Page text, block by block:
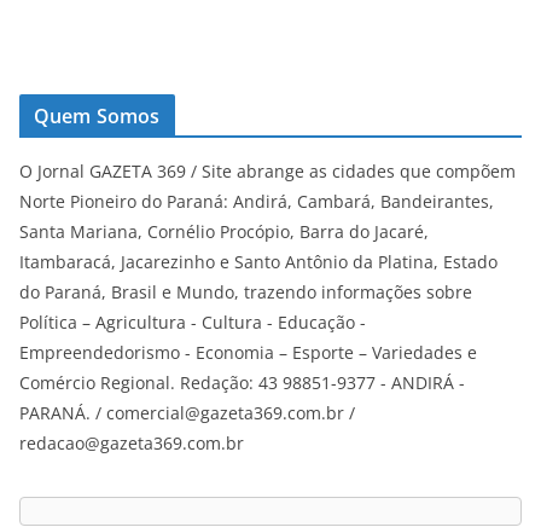
Quem Somos
O Jornal GAZETA 369 / Site abrange as cidades que compõem
Norte Pioneiro do Paraná: Andirá, Cambará, Bandeirantes,
Santa Mariana, Cornélio Procópio, Barra do Jacaré,
Itambaracá, Jacarezinho e Santo Antônio da Platina, Estado
do Paraná, Brasil e Mundo, trazendo informações sobre
Política – Agricultura - Cultura - Educação -
Empreendedorismo - Economia – Esporte – Variedades e
Comércio Regional. Redação: 43 98851-9377 - ANDIRÁ -
PARANÁ. / comercial@gazeta369.com.br /
redacao@gazeta369.com.br